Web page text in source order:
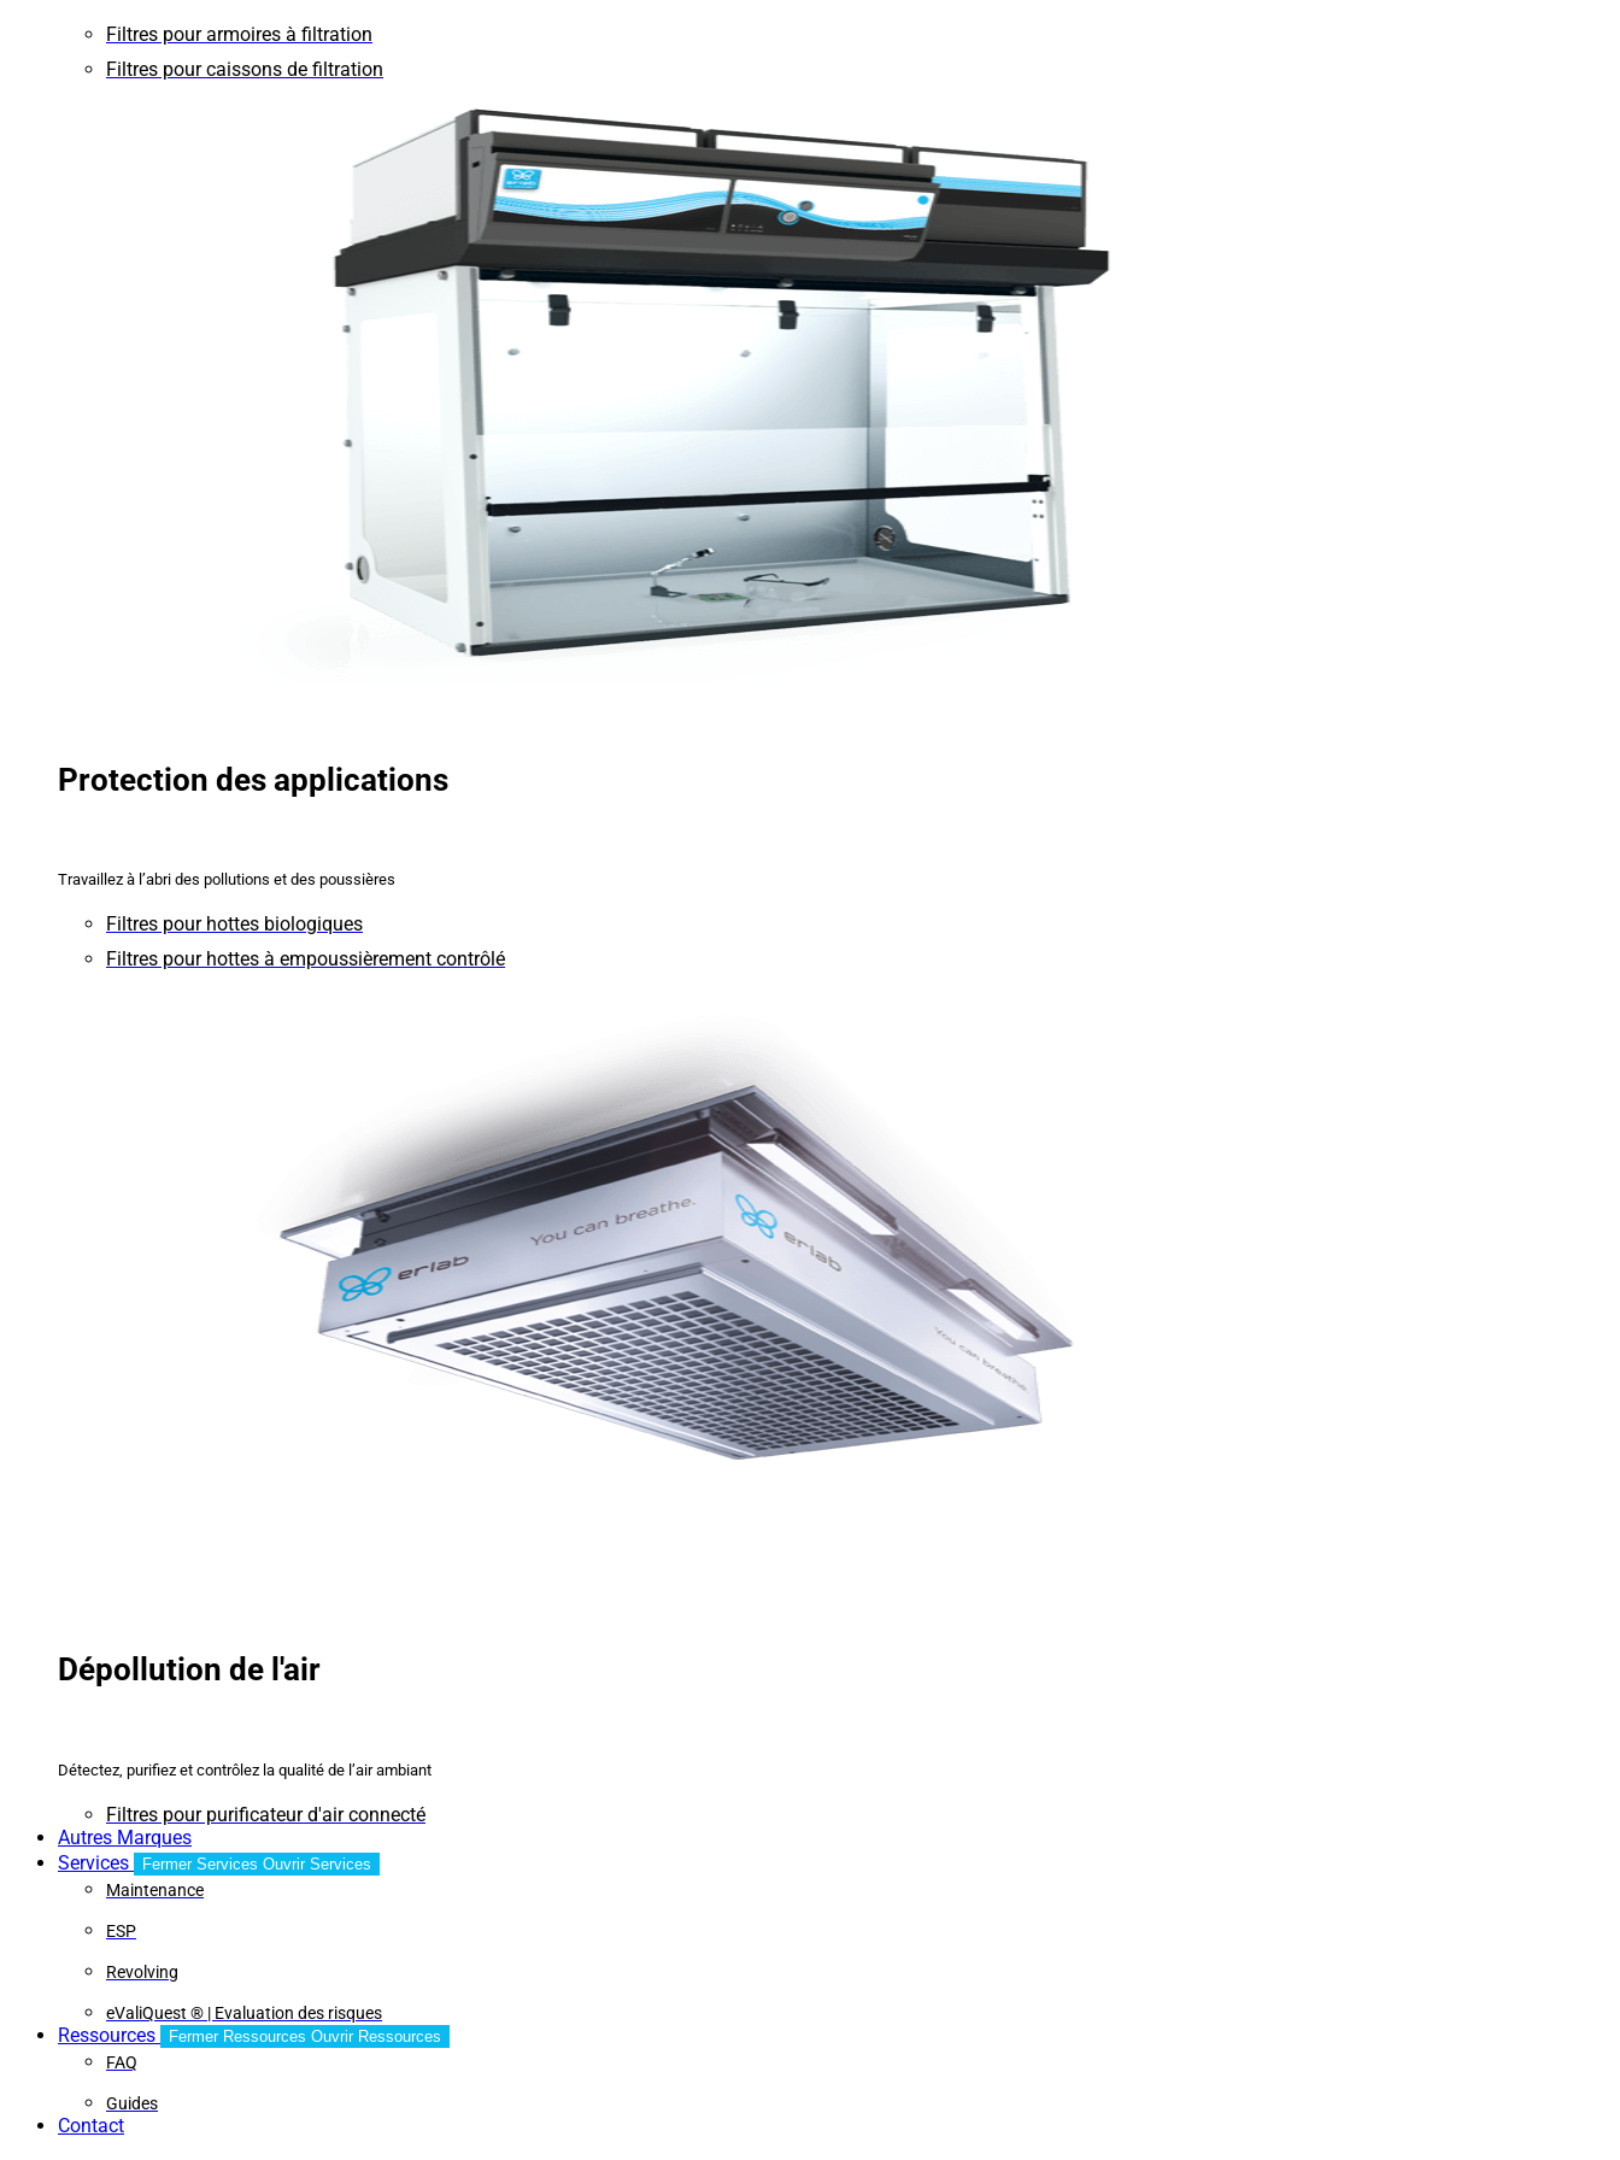
Filtres pour armoires à filtration
Filtres pour caissons de filtration
Protection des applications
Travaillez à l’abri des pollutions et des poussières
Filtres pour hottes biologiques
Filtres pour hottes à empoussièrement contrôlé
Dépollution de l'air
Détectez, purifiez et contrôlez la qualité de l’air ambiant
Filtres pour purificateur d'air connecté
Autres Marques
Services
Fermer Services Ouvrir Services
Maintenance
ESP
Revolving
eValiQuest ® | Evaluation des risques
Ressources Fermer Ressources Ouvrir Ressources
FAQ
Guides
Contact